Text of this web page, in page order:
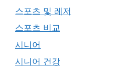
스포츠 및 레저
스포츠 비교
시니어
시니어 건강